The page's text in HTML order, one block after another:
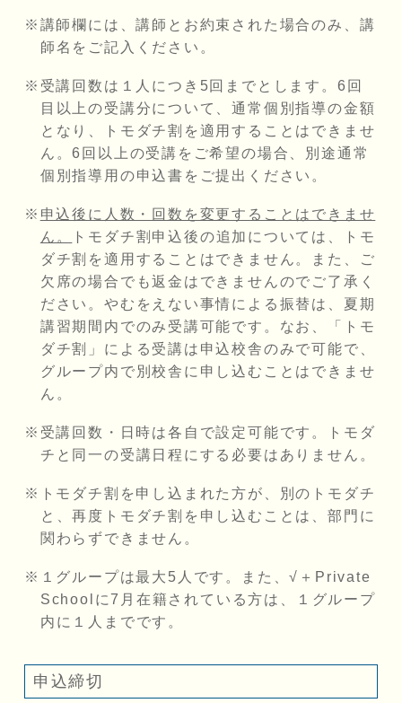
講師欄には、講師とお約束された場合のみ、講
師名をご記入ください。
受講回数は１人につき5回までとします。6回
目以上の受講分について、通常個別指導の金額
となり、トモダチ割を適用することはできませ
ん。6回以上の受講をご希望の場合、別途通常
個別指導用の申込書をご提出ください。
申込後に人数・回数を変更することはできませ
ん。
トモダチ割申込後の追加については、トモ
ダチ割を適用することはできません。また、ご
欠席の場合でも返金はできませんのでご了承く
ださい。やむをえない事情による振替は、夏期
講習期間内でのみ受講可能です。なお、「トモ
ダチ割」による受講は申込校舎のみで可能で、
グループ内で別校舎に申し込むことはできませ
ん。
受講回数・日時は各自で設定可能です。トモダ
チと同一の受講日程にする必要はありません。
トモダチ割を申し込まれた方が、別のトモダチ
と、再度トモダチ割を申し込むことは、部門に
関わらずできません。
１グループは最大5人です。また、√＋Private
Schoolに7月在籍されている方は、１グループ
内に１人までです。
申込締切